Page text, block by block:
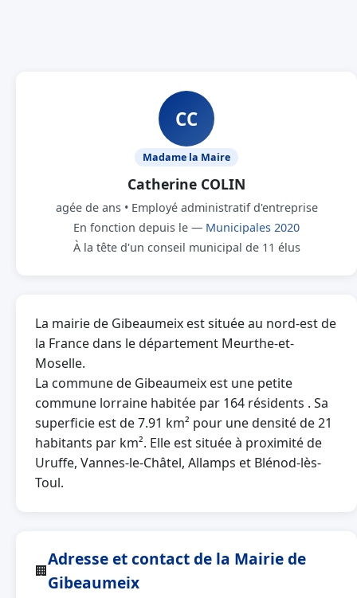
CC
Madame la Maire
Catherine COLIN
agée de ans • Employé administratif d'entreprise
En fonction depuis le — Municipales 2020
À la tête d'un conseil municipal de 11 élus
La mairie de Gibeaumeix est située au nord-est de
la France dans le département Meurthe-et-
Moselle.
La commune de Gibeaumeix est une petite
commune lorraine habitée par 164 résidents . Sa
superficie est de 7.91 km² pour une densité de 21
habitants par km². Elle est située à proximité de
Uruffe, Vannes-le-Châtel, Allamps et Blénod-lès-
Toul.
🏢
Adresse et contact de la Mairie de
Gibeaumeix